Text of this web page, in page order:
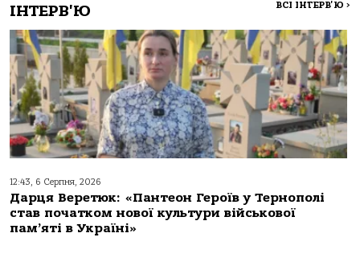
ІНТЕРВ'Ю ВСІ ІНТЕРВ'Ю >
12:43, 6 Серпня, 2026
Дарця Веретюк: «Пантеон Героїв у Тернополі
став початком нової культури військової
пам’яті в Україні»